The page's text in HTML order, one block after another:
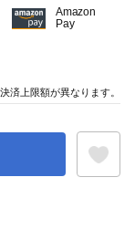
Amazon
Pay
済上限額が異なります。